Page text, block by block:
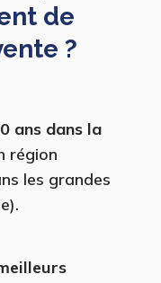
de
?
ans dans la
région
les grandes